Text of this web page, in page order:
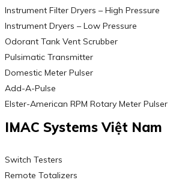
Instrument Filter Dryers – High Pressure
Instrument Dryers – Low Pressure
Odorant Tank Vent Scrubber
Pulsimatic Transmitter
Domestic Meter Pulser
Add-A-Pulse
Elster-American RPM Rotary Meter Pulser
IMAC Systems Việt Nam
Switch Testers
Remote Totalizers